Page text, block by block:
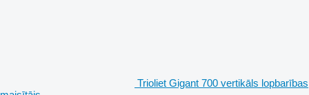
Trioliet Gigant 700 vertikāls lopbarības